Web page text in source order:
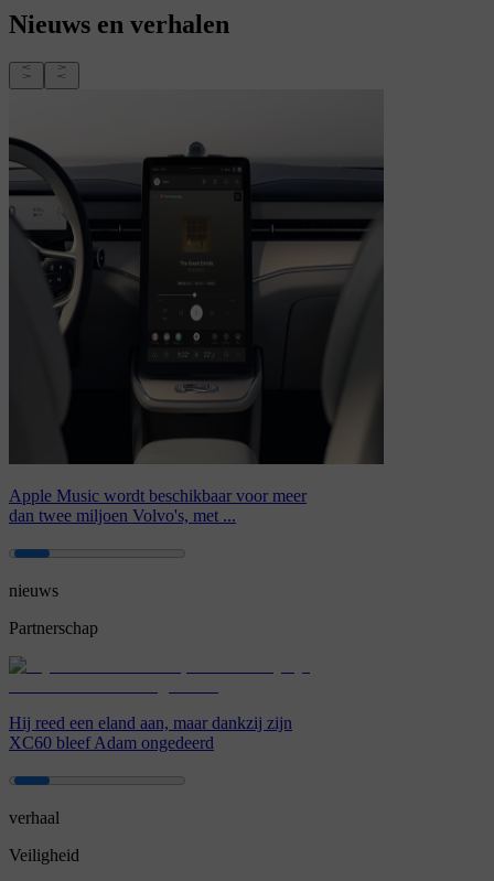
Nieuws en verhalen
Apple Music wordt beschikbaar voor meer
dan twee miljoen Volvo's, met ...
nieuws
Partnerschap
Hij reed een eland aan, maar dankzij zijn
XC60 bleef Adam ongedeerd
verhaal
Veiligheid